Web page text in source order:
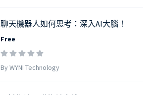
聊天機器人如何思考：深入AI大腦！
Free
By WYNI Technology